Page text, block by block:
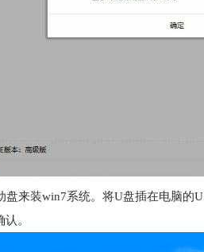
盘来装win7系统。将U盘插在电脑的
。